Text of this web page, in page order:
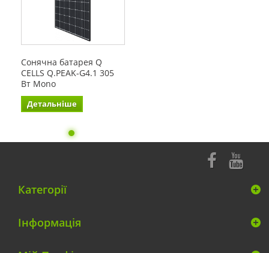
Сонячна батарея Q
CELLS Q.PEAK-G4.1 305
Вт Mono
Детальніше
Категорії
Інформація